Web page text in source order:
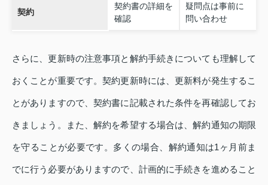
契約
契約書の詳細を
確認
疑問点は事前に
問い合わせ
さらに、更新時の注意事項と解約手続きについても理解して
おくことが重要です。契約更新時には、更新料が発生するこ
とがありますので、契約書に記載された条件を再確認してお
きましょう。また、解約を希望する場合は、解約通知の期限
を守ることが必要です。多くの場合、解約通知は1ヶ月前ま
でに行う必要がありますので、計画的に手続きを進めること